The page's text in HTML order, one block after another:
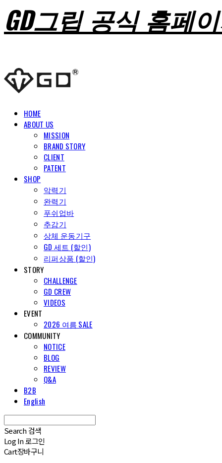
GD그립 공식 홈페
HOME
ABOUT US
MISSION
BRAND STORY
CLIENT
PATENT
SHOP
악력기
완력기
푸쉬업바
추감기
상체 운동기구
GD 세트 (할인)
리퍼상품 (할인)
STORY
CHALLENGE
GD CREW
VIDEOS
EVENT
2026 여름 SALE
COMMUNITY
NOTICE
BLOG
REVIEW
Q&A
B2B
English
Search 검색
Log In로그인
Cart장바구니